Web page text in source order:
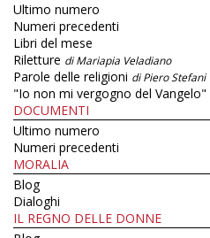
Ultimo numero
Numeri precedenti
Libri del mese
Riletture di Mariapia Veladiano
Parole delle religioni di Piero Stefani
"Io non mi vergogno del Vangelo"
DOCUMENTI
Ultimo numero
Numeri precedenti
MORALIA
Blog
Dialoghi
IL REGNO DELLE DONNE